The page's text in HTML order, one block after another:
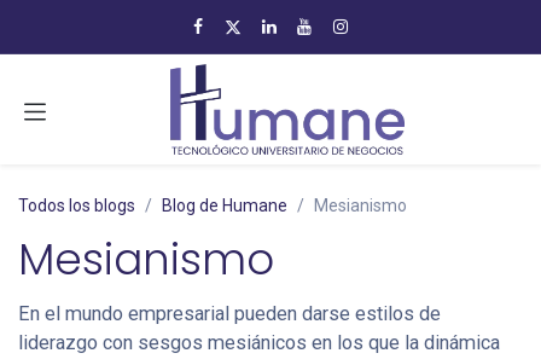
Todos los blogs Blog de Humane Mesianismo
Mesianismo
En el mundo empresarial pueden darse estilos de
liderazgo con sesgos mesiánicos en los que la dinámica